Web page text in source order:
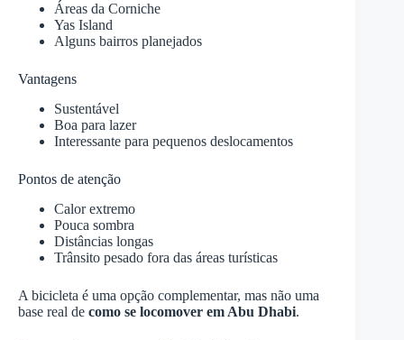
Áreas da Corniche
Yas Island
Alguns bairros planejados
Vantagens
Sustentável
Boa para lazer
Interessante para pequenos deslocamentos
Pontos de atenção
Calor extremo
Pouca sombra
Distâncias longas
Trânsito pesado fora das áreas turísticas
A bicicleta é uma opção complementar, mas não uma
base real de como se locomover em Abu Dhabi.